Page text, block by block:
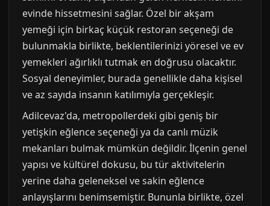
evinde hissetmesini sağlar. Özel bir akşam
yemeği için birkaç küçük restoran seçeneği de
bulunmakla birlikte, beklentilerinizi yöresel ve ev
yemekleri ağırlıklı tutmak en doğrusu olacaktır.
Sosyal deneyimler, burada genellikle daha kişisel
ve az sayıda insanın katılımıyla gerçekleşir.
Adilcevaz'da, metropollerdeki gibi geniş bir
yetişkin eğlence seçeneği ya da canlı müzik
mekanları bulmak mümkün değildir. İlçenin genel
yapısı ve kültürel dokusu, bu tür aktivitelerin
yerine daha geleneksel ve sakin eğlence
anlayışlarını benimsemiştir. Bununla birlikte, özel